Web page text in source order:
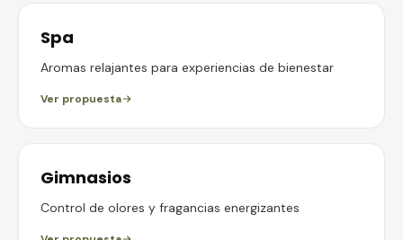
Spa
Aromas relajantes para experiencias de bienestar
Ver propuesta
Gimnasios
Control de olores y fragancias energizantes